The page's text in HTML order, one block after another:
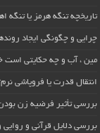
تاریخچه تنگه هرمز یا تنگه
چرایی و چگونگی ایجاد
مین ، آب و چه حکایتی است
انتقال قدرت یا فروپاشی
بررسی تأثیر فرضیه زن
بررسی دلایل قرآنی و